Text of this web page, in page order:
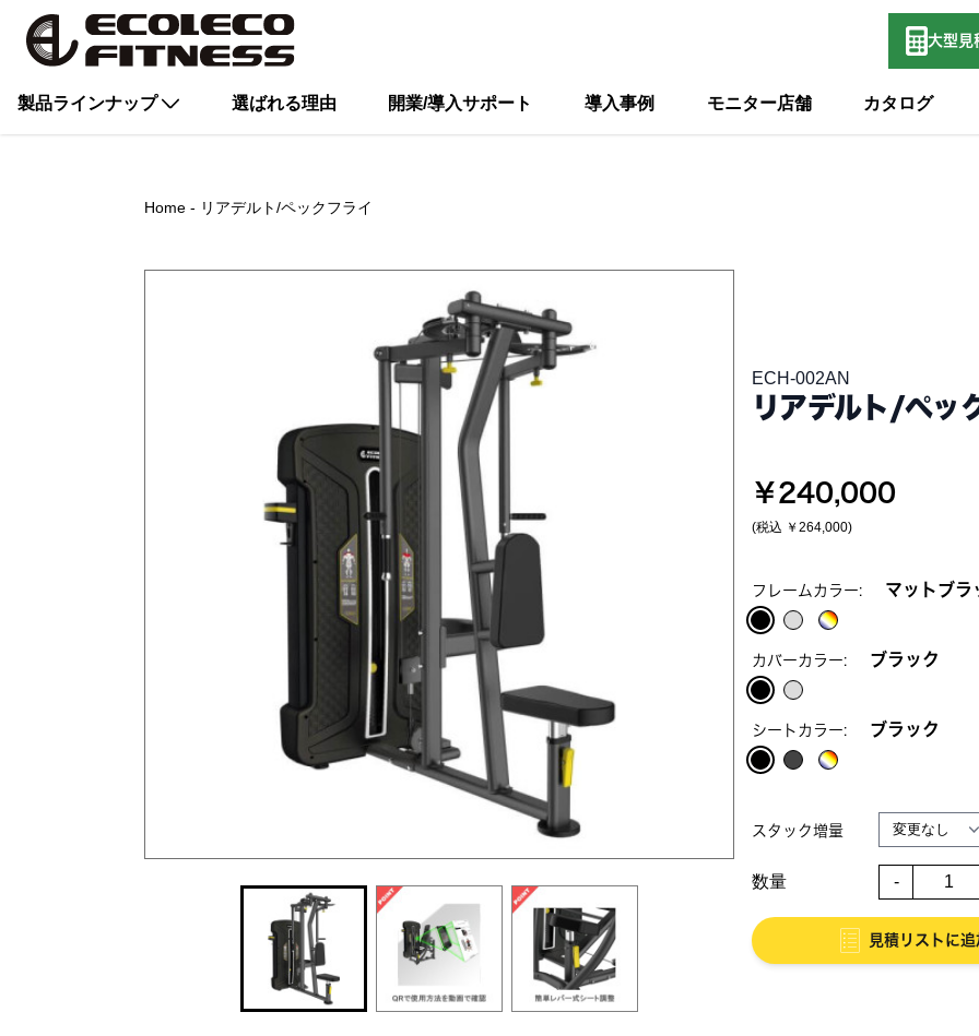
大型 見
製品ラインナップ 選ばれる理由 開業/導入サポート 導入事例 モニター店舗 カタログ
Home リアデルト/ペックフライ
ECH-002AN
リアデルト/ペッ
￥240,000
(税込 ￥264,000)
フレームカラー: マットブラ
カバーカラー: ブラック
シートカラー: ブラック
スタック増量
数量 -
見積リストに追